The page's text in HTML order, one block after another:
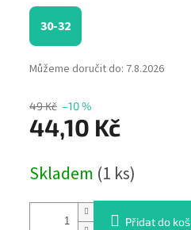
49 Kč –10 %
44,10 Kč
cena:
Skladem (1 ks)
30-32
Můžeme doručit do: 7.8.2026
Přidat do